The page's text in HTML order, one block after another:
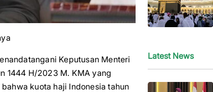
Keputusan Menteri
1444 H/2023 M. KMA yang
kuota haji Indonesia tahun
Latest News